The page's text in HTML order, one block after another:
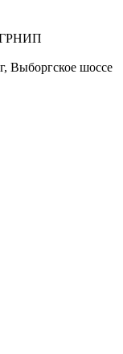
Выборгское шоссе